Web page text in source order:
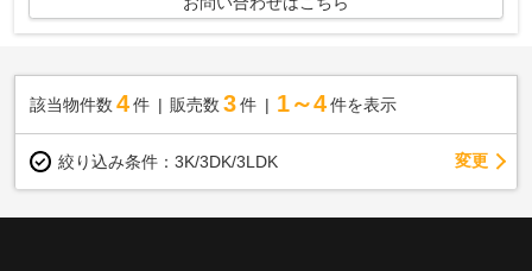
該当物件数 4件 販売数 3 件 1～4 件を表示
絞り込み条件： 3K/3DK/3LDK 変更